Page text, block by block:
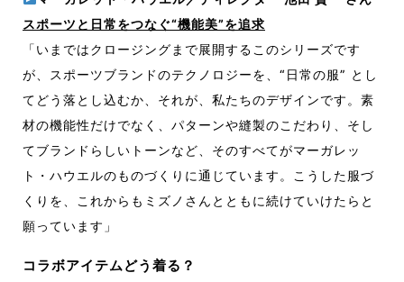
スポーツと日常をつなぐ“機能美”を追求
「いまではクロージングまで展開するこのシリーズです
が、スポーツブランドのテクノロジーを、“日常の服” とし
てどう落とし込むか、それが、私たちのデザインです。素
材の機能性だけでなく、パターンや縫製のこだわり、そし
てブランドらしいトーンなど、そのすべてがマーガレッ
ト・ハウエルのものづくりに通じています。こうした服づ
くりを、これからもミズノさんとともに続けていけたらと
願っています」
コラボアイテムどう着る？